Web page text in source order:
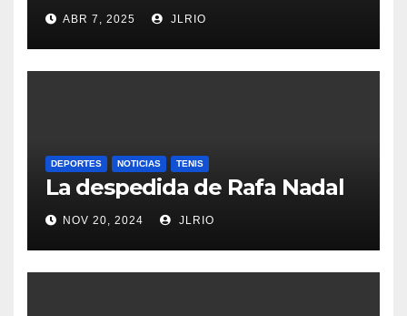
ABR 7, 2025 JLRIO
DEPORTES NOTICIAS TENIS
La despedida de Rafa Nadal
NOV 20, 2024 JLRIO